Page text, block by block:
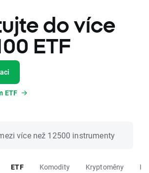
do více
ETF
ETF
více než 12500 instrumenty
ETF Komodity Kryptoměny